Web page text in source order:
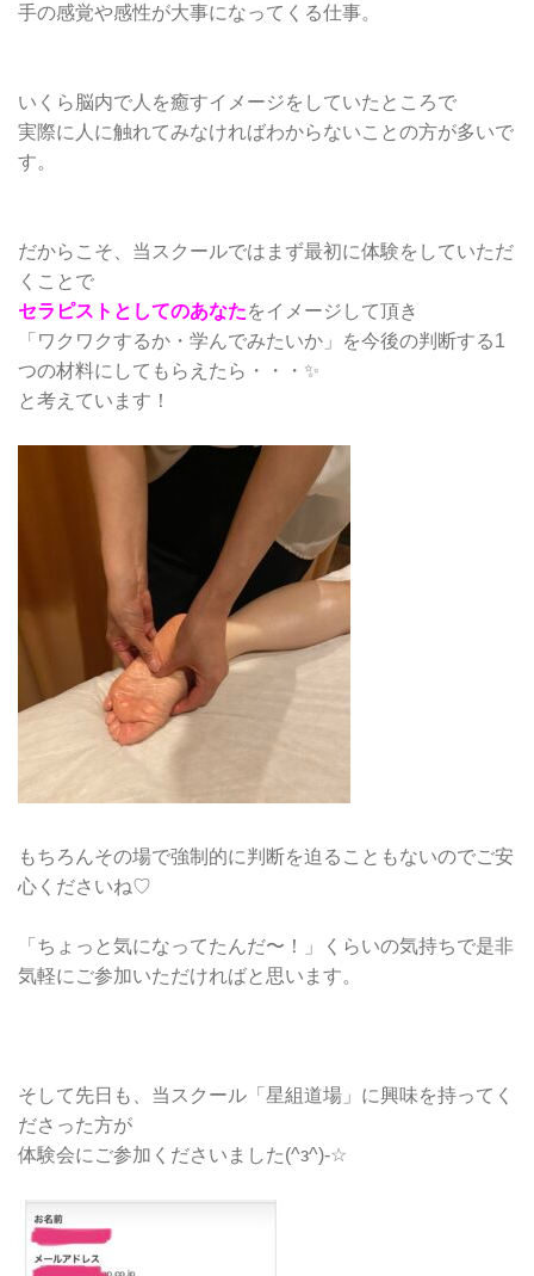
手の感覚や感性が大事になってくる仕事。
いくら脳内で人を癒すイメージをしていたところで
実際に人に触れてみなければわからないことの方が多いで
す。
だからこそ、当スクールではまず最初に体験をしていただ
くことで
セラピストとしてのあなたをイメージして頂き
「ワクワクするか・学んでみたいか」を今後の判断する1
つの材料にしてもらえたら・・・✨
と考えています！
もちろんその場で強制的に判断を迫ることもないのでご安
心くださいね♡
「ちょっと気になってたんだ〜！」くらいの気持ちで是非
気軽にご参加いただければと思います。
そして先日も、当スクール「星組道場」に興味を持ってく
ださった方が
体験会にご参加くださいました(^з^)-☆